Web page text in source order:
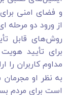
و فضای امنی
از ورود دو مرحله
روش‌های قابل
برای تأیید
مداوم کاربران را
به نظر او
است برای مردم